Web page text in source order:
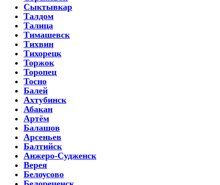
Сыктывкар
Талдом
Талица
Тимашевск
Тихвин
Тихорецк
Торжок
Торопец
Тосно
Балей
Ахтубинск
Абакан
Артём
Балашов
Арсеньев
Балтийск
Анжеро-Судженск
Верея
Белоусово